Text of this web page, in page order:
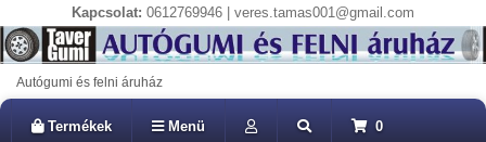
Kapcsolat: 0612769946 | veres.tamas001@gmail.com
Autógumi és felni áruház
Termékek Menü 0